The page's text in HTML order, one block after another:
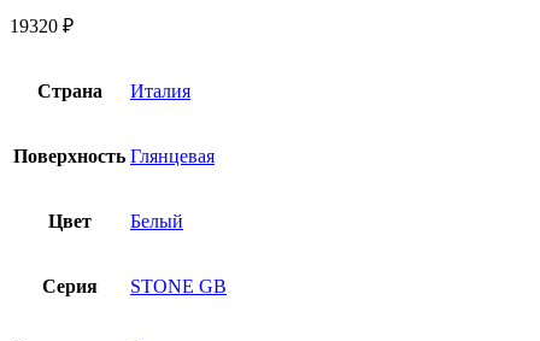
19320 ₽
Страна Италия
Поверхность Глянцевая
Цвет Белый
Серия STONE GB